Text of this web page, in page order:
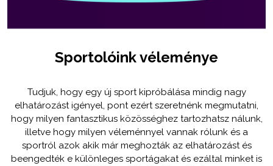
Sportolóink véleménye
Tudjuk, hogy egy új sport kipróbálása mindig nagy
elhatározást igényel, pont ezért szeretnénk megmutatni,
hogy milyen fantasztikus közösséghez tartozhatsz nálunk,
illetve hogy milyen véleménnyel vannak rólunk és a
sportról azok akik már meghozták az elhatározást és
beengedték e különleges sportágakat és ezáltal minket is